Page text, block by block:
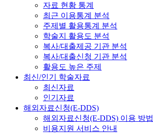
자료 현황 통계
최근 이용통계 분석
주제별 활용통계 분석
학술지 활용도 분석
복사/대출제공 기관 분석
복사/대출신청 기관 분석
활용도 높은 주제
최신/인기 학술자료
최신자료
인기자료
해외자료신청(E-DDS)
해외자료신청(E-DDS) 이용 방법
비용지원 서비스 안내